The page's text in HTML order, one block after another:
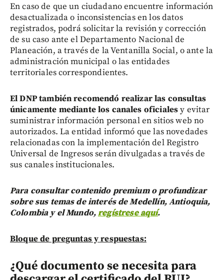
En caso de que un ciudadano encuentre información
desactualizada o inconsistencias en los datos
registrados, podrá solicitar la revisión y corrección
de su caso ante el Departamento Nacional de
Planeación, a través de la Ventanilla Social, o ante la
administración municipal o las entidades
territoriales correspondientes.
El DNP también recomendó realizar las consultas
únicamente mediante los canales oficialesy evitar
suministrar información personal en sitios web no
autorizados. La entidad informó que las novedades
relacionadas con la implementación del Registro
Universal de Ingresos serán divulgadas a través de
sus canales institucionales.
Para consultar contenido premium o profundizar
sobre sus temas de interés de Medellín, Antioquia,
Colombia y el Mundo,regístrese aquí.
Bloque de preguntas y respuestas:
¿Qué documento se necesita para